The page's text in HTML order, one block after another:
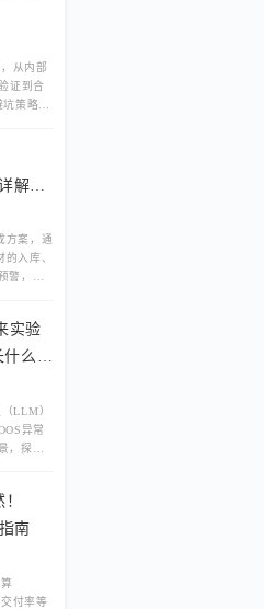
从内部
证到合
坑策略，
解，
方案，通
入库、
警，彻
实验
什么
LLM）
异常
，探讨
南
付率等